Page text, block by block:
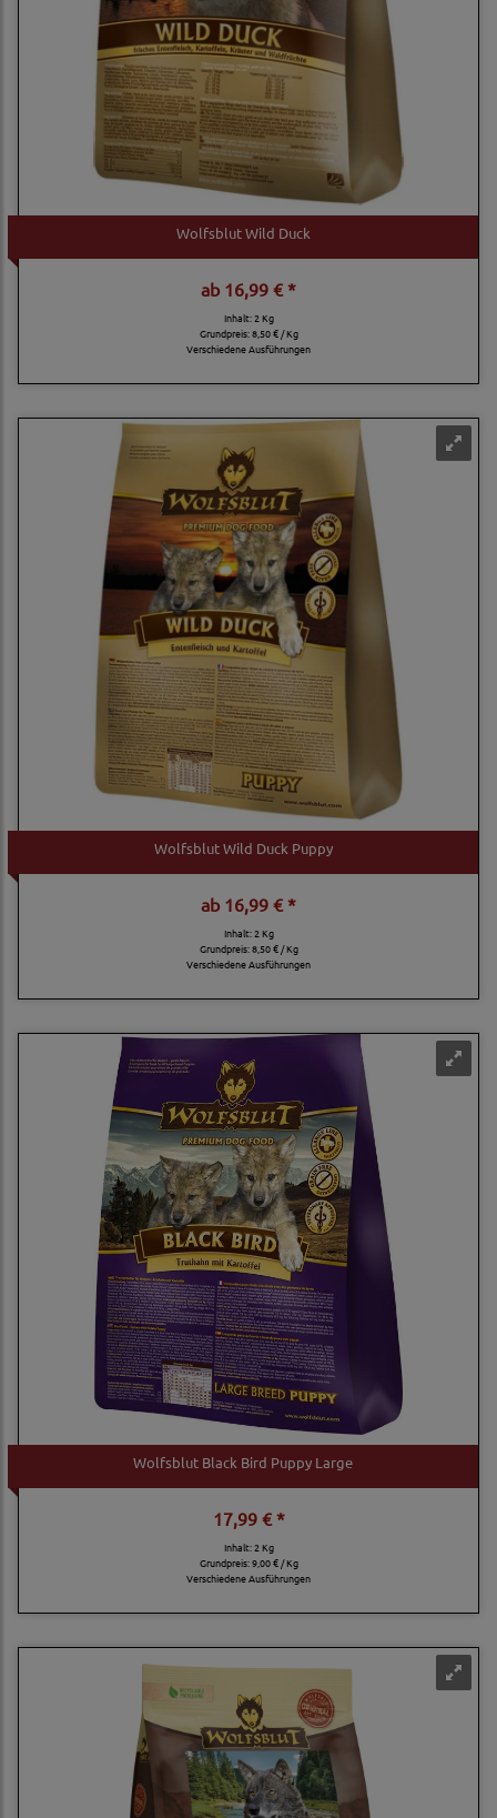
Wolfsblut Wild Duck
ab16,99 € *
Inhalt: 2 Kg
Grundpreis:8,50 € / Kg
Verschiedene Ausführungen
Wolfsblut Wild Duck Puppy
ab16,99 € *
Inhalt: 2 Kg
Grundpreis:8,50 € / Kg
Verschiedene Ausführungen
Wolfsblut Black Bird Puppy Large
17,99 € *
Inhalt: 2 Kg
Grundpreis:9,00 € / Kg
Verschiedene Ausführungen